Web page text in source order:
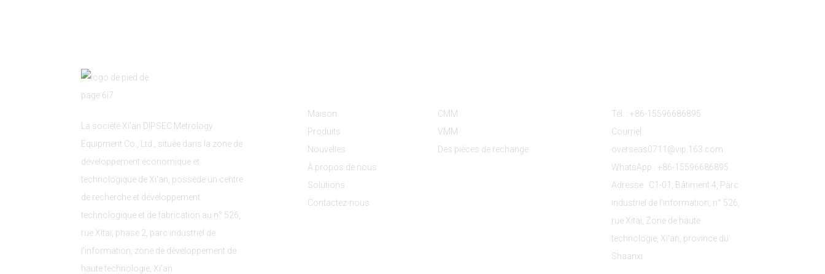
La société Xi'an DIPSEC Metrology
Equipment Co., Ltd., située dans la zone de
développement économique et
technologique de Xi'an, possède un centre
de recherche et développement
technologique et de fabrication au n° 526,
rue Xitai, phase 2, parc industriel de
l'information, zone de développement de
haute technologie, Xi'an.
Maison
Produits
Nouvelles
À propos de nous
Solutions
Contactez-nous
CMM
VMM
Des pièces de rechange
Tél. : +86-15596686895
Courriel :
overseas0711@vip.163.com
WhatsApp : +86-15596686895
Adresse : C1-01, Bâtiment 4, Parc
industriel de l'information, n° 526,
rue Xitai, Zone de haute
technologie, Xi'an, province du
Shaanxi